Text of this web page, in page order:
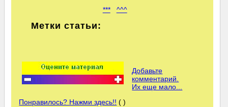
*** ^^^
Метки статьи:
Добавьте
комментарий.
Их еще мало...
Понравилось? Нажми здесь!! ( )